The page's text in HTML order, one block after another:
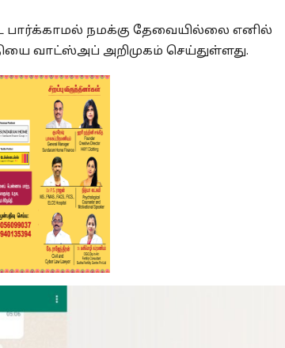
பார்க்காமல் நமக்கு தேவையில்லை எனில்
வாட்ஸ்அப் அறிமுகம் செய்துள்ளது.